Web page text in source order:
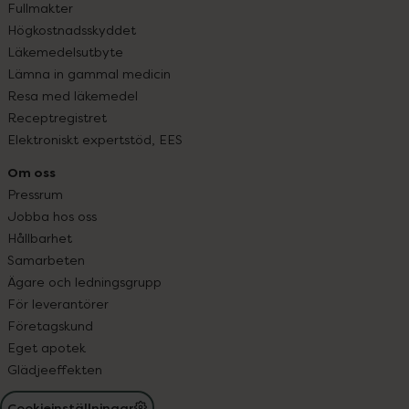
Fullmakter
Högkostnadsskyddet
Läkemedelsutbyte
Lämna in gammal medicin
Resa med läkemedel
Receptregistret
Elektroniskt expertstöd, EES
Om oss
Pressrum
Jobba hos oss
Hållbarhet
Samarbeten
Ägare och ledningsgrupp
För leverantörer
Företagskund
Eget apotek
Glädjeeffekten